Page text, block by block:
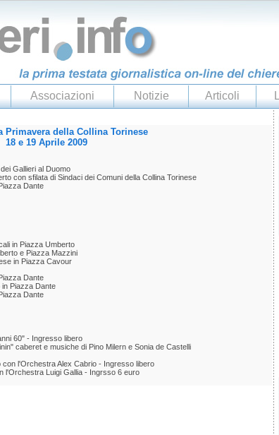
Associazioni Notizie Articoli
Primavera della Collina Torinese
18 e 19 Aprile 2009
Gallieri al Duomo
con sfilata di Sindaci dei Comuni della Collina Torinese
Dante
in Piazza Umberto
e Piazza Mazzini
in Piazza Cavour
Dante
in Piazza Dante
Dante
60" - Ingresso libero
caberet e musiche di Pino Milern e Sonia de Castelli
con l'Orchestra Alex Cabrio - Ingresso libero
l'Orchestra Luigi Gallia - Ingrsso 6 euro